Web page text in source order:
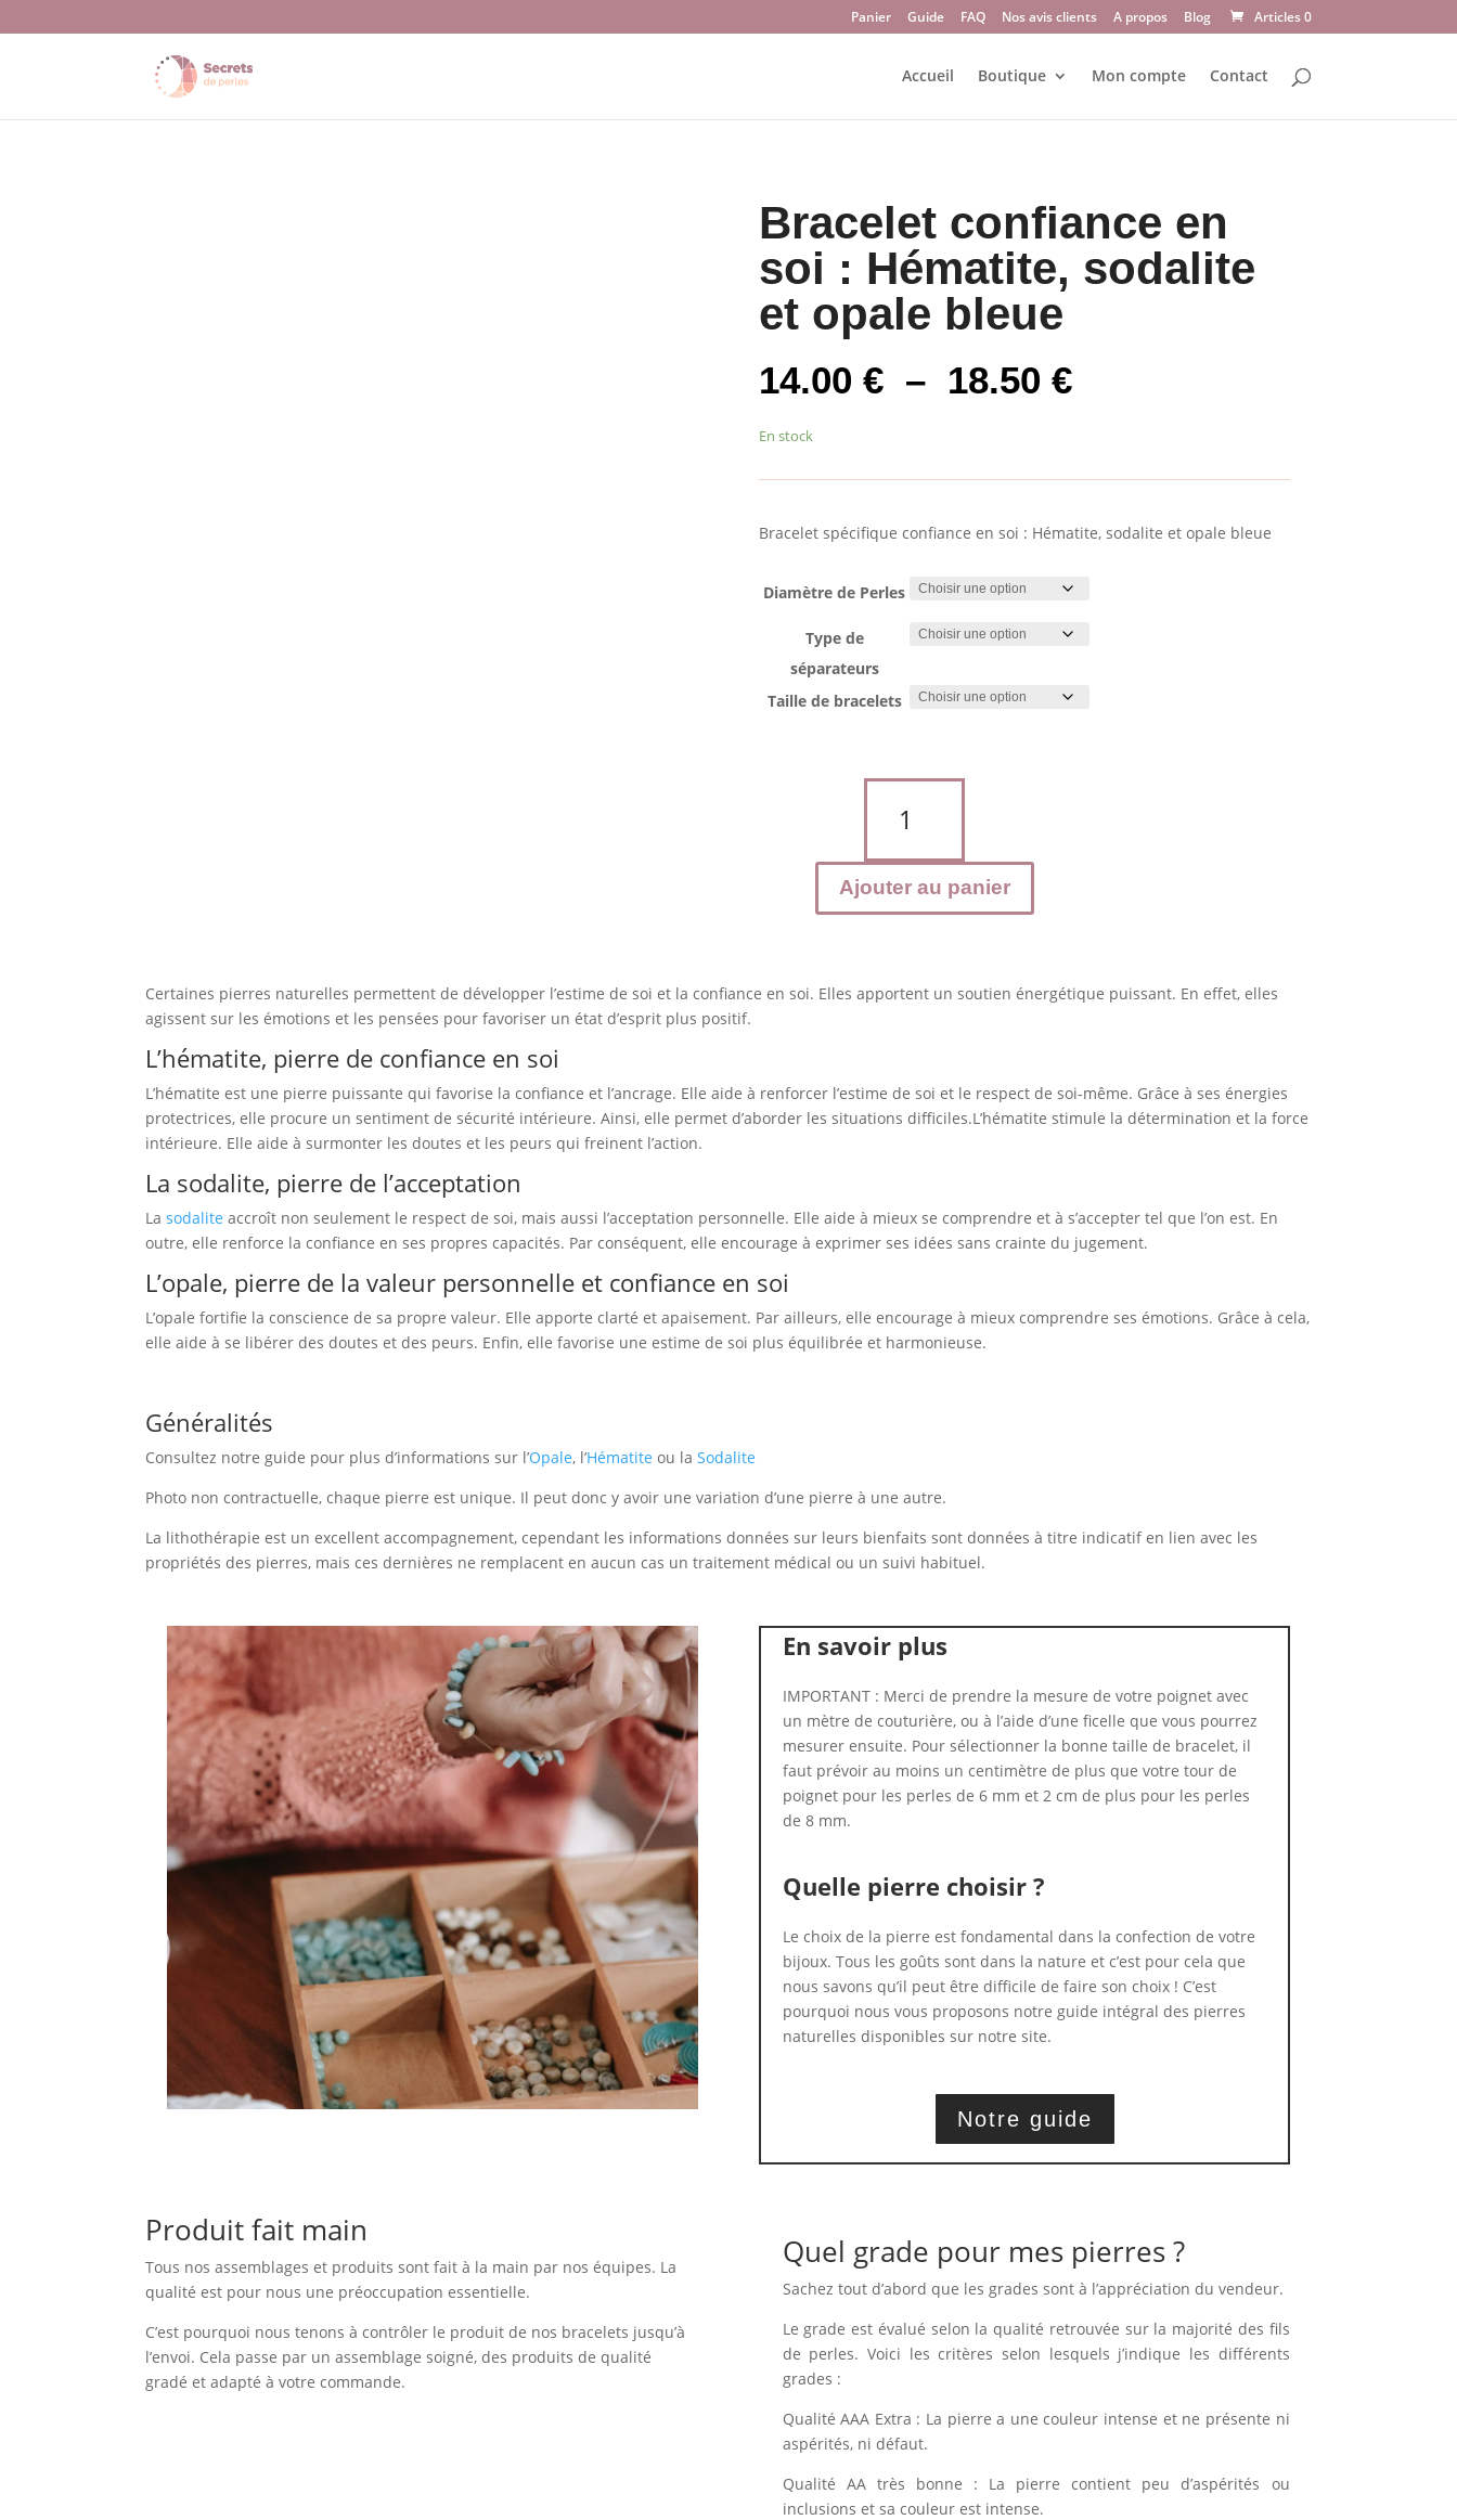
Panier Guide FAQ Nos avis clients A propos Blog Articles 0
Accueil Boutique Mon compte Contact
Bracelet confiance en
soi : Hématite, sodalite
et opale bleue
14.00€ – 18.50€Plage
à
En stock
Bracelet spécifique confiance en soi : Hématite, sodalite et opale bleue
Diamètre de Perles
Type de
séparateurs
Taille de bracelets
confiance
en
soi
sodalite
Ajouter au panier
Certaines pierres naturelles permettent de développer l’estime de soi et la confiance en soi. Elles apportent un soutien énergétique puissant. En effet, elles
agissent sur les émotions et les pensées pour favoriser un état d’esprit plus positif.
L’hématite, pierre de confiance en soi
L’hématite est une pierre puissante qui favorise la confiance et l’ancrage. Elle aide à renforcer l’estime de soi et le respect de soi-même. Grâce à ses énergies
protectrices, elle procure un sentiment de sécurité intérieure. Ainsi, elle permet d’aborder les situations difficiles.L’hématite stimule la détermination et la force
intérieure. Elle aide à surmonter les doutes et les peurs qui freinent l’action.
La sodalite, pierre de l’acceptation
Lasodalite accroît non seulement le respect de soi, mais aussi l’acceptation personnelle. Elle aide à mieux se comprendre et à s’accepter tel que l’on est. En
outre, elle renforce la confiance en ses propres capacités. Par conséquent, elle encourage à exprimer ses idées sans crainte du jugement.
L’opale, pierre de la valeur personnelle et confiance en soi
L’opale fortifie la conscience de sa propre valeur. Elle apporte clarté et apaisement. Par ailleurs, elle encourage à mieux comprendre ses émotions. Grâce à cela,
elle aide à se libérer des doutes et des peurs. Enfin, elle favorise une estime de soi plus équilibrée et harmonieuse.
Généralités
Consultez notre guide pour plus d’informations sur l’Opale, l’Hématite ou laSodalite
Photo non contractuelle, chaque pierre est unique. Il peut donc y avoir une variation d’une pierre à une autre.
La lithothérapie est un excellent accompagnement, cependant les informations données sur leurs bienfaits sont données à titre indicatif en lien avec les
propriétés des pierres, mais ces dernières ne remplacent en aucun cas un traitement médical ou un suivi habituel.
En savoir plus
IMPORTANT : Merci de prendre la mesure de votre poignet avec
un mètre de couturière, ou à l’aide d’une ficelle que vous pourrez
mesurer ensuite. Pour sélectionner la bonne taille de bracelet, il
faut prévoir au moins un centimètre de plus que votre tour de
poignet pour les perles de 6 mm et 2 cm de plus pour les perles
de 8 mm.
Quelle pierre choisir ?
Le choix de la pierre est fondamental dans la confection de votre
bijoux. Tous les goûts sont dans la nature et c’est pour cela que
nous savons qu’il peut être difficile de faire son choix ! C’est
pourquoi nous vous proposons notre guide intégral des pierres
naturelles disponibles sur notre site.
Notre guide
Produit fait main
Tous nos assemblages et produits sont fait à la main par nos équipes. La
qualité est pour nous une préoccupation essentielle.
C’est pourquoi nous tenons à contrôler le produit de nos bracelets jusqu’à
l’envoi. Cela passe par un assemblage soigné, des produits de qualité
gradé et adapté à votre commande.
Quel grade pour mes pierres ?
Sachez tout d’abord que les grades sont à l’appréciation du vendeur.
Le grade est évalué selon la qualité retrouvée sur la majorité des fils
de perles. Voici les critères selon lesquels j’indique les différents
grades :
Qualité AAA Extra : La pierre a une couleur intense et ne présente ni
aspérités, ni défaut.
Qualité AA très bonne : La pierre contient peu d’aspérités ou
inclusions et sa couleur est intense.